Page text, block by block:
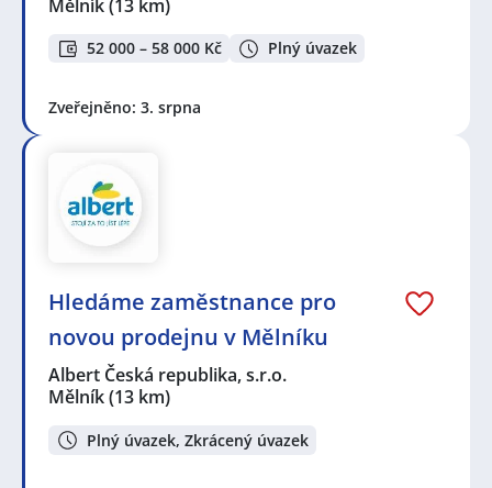
Mělník(13 km)
52 000 – 58 000 Kč Plný úvazek
Zveřejněno: 3. srpna
Hledáme zaměstnance pro
novou prodejnu v Mělníku
Albert Česká republika, s.r.o.
Mělník(13 km)
Plný úvazek, Zkrácený úvazek